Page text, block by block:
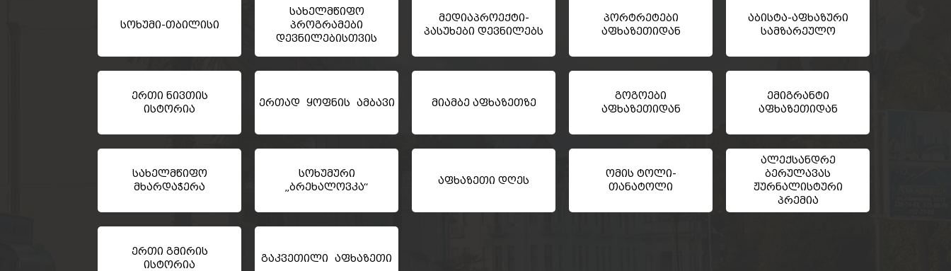
სოხუმი-თბილისი
სახელმწიფო
პროგრამები
დევნილებისთვის
მედიაპროექტი-
პასუხები დევნილებს
პორტრეტები
აფხაზეთიდან
აბისტა-აფხაზური
სამზარეულო
ერთი ნივთის
ისტორია
ერთად ყოფნის ამბავი მიამბე აფხაზეთზე
გოგოები
აფხაზეთიდან
ემიგრანტი
აფხაზეთიდან
სახელმწიფო
მხარდაჭერა
სოხუმური
„ბრეხალოვკა“
აფხაზეთი დღეს
ომის ტოლი-
თანატოლი
ალექსანდრე
ბერულავას
ჟურნალისტური
პრემია
ერთი გმირის
ისტორია
გაკვეთილი აფხაზეთი